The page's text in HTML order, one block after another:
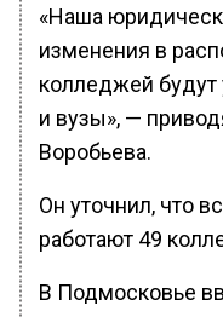
«Наша
изменения в
колледжей будут
и вузы», —
Воробьева.
Он уточнил, что
работают 49
В Подмосковье